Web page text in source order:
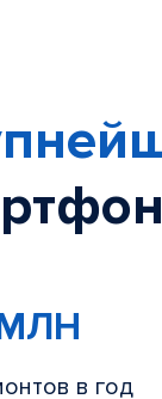
в год